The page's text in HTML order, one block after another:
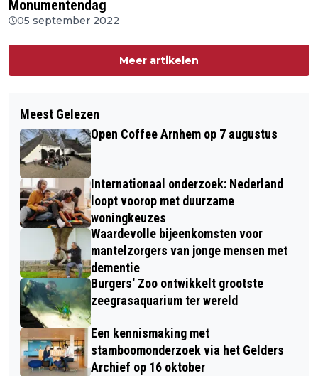
Monumentendag
05 september 2022
Meer artikelen
Meest Gelezen
Open Coffee Arnhem op 7 augustus
Internationaal onderzoek: Nederland
loopt voorop met duurzame
woningkeuzes
Waardevolle bijeenkomsten voor
mantelzorgers van jonge mensen met
dementie
Burgers' Zoo ontwikkelt grootste
zeegrasaquarium ter wereld
Een kennismaking met
stamboomonderzoek via het Gelders
Archief op 16 oktober